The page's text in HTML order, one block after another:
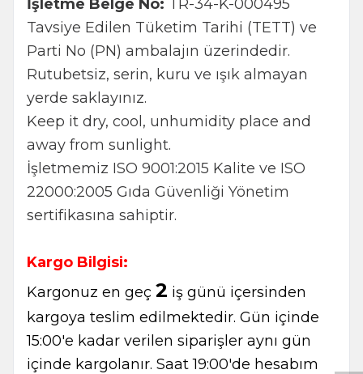
İşletme Belge No: TR-34-K-000495
Tavsiye Edilen Tüketim Tarihi (TETT) ve
Parti No (PN) ambalajın üzerindedir.
Rutubetsiz, serin, kuru ve ışık almayan
yerde saklayınız.
Keep it dry, cool, unhumidity place and
away from sunlight.
İşletmemiz ISO 9001:2015 Kalite ve ISO
22000:2005 Gıda Güvenliği Yönetim
sertifikasına sahiptir.
Kargo Bilgisi:
Kargonuz en geç 2 iş günü içersinden
kargoya teslim edilmektedir. Gün içinde
15:00'e kadar verilen siparişler aynı gün
içinde kargolanır. Saat 19:00'de hesabım